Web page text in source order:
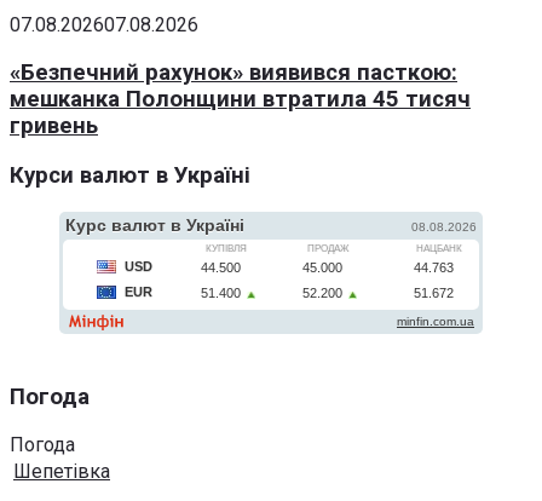
07.08.202607.08.2026
«Безпечний рахунок» виявився пасткою:
мешканка Полонщини втратила 45 тисяч
гривень
Курси валют в Україні
Погода
Погода
Шепетівка